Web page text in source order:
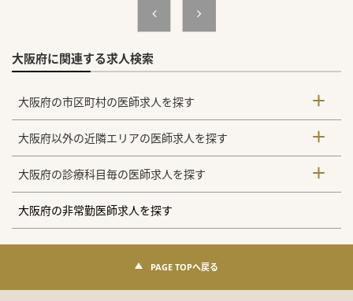
大阪府に関連する求人検索
大阪府の市区町村の医師求人を探す
大阪府以外の近隣エリアの医師求人を探す
大阪府の診療科目毎の医師求人を探す
大阪府の非常勤医師求人を探す
PAGE TOPへ戻る